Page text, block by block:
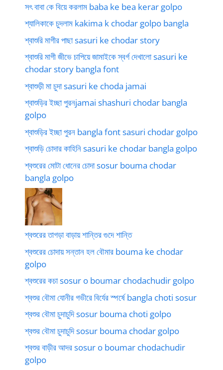
সৎ বাবা কে বিয়ে করলাম baba ke bea kerar golpo
শ্যালিকাকে চুদলাম kakima k chodar golpo bangla
শ্বাশুরি মাগীর পাছা sasuri ke chodar story
শ্বাশুরি মাগী জীভে চাপিয়ে জামাইকে স্বর্গ দেখালো sasuri ke
chodar story bangla font
শ্বাশুড়ী মা চুদা sasuri ke choda jamai
শ্বাশুড়ির ইচ্ছা পুরনjamai shashuri chodar bangla
golpo
শ্বাশুড়ির ইচ্ছা পুরন bangla font sasuri chodar golpo
শ্বাশুড়ি চোদার কাহিনি sasuri ke chodar bangla golpo
শ্বশুরের মোটা ধোনের চোদা sosur bouma chodar
bangla golpo
শ্বশুরের তাগড়া বাড়ায় শান্তির গুদে শান্তি
শ্বশুরের চোদায় সন্তান হল বৌমার bouma ke chodar
golpo
শ্বশুরের কচা sosur o boumar chodachudir golpo
শ্বশুর বৌমা যোনীর গভীরে বির্যের স্পর্ষে bangla choti sosur
শ্বশুর বৌমা চুদাচুদি sosur bouma choti golpo
শ্বশুর বৌমা চুদাচুদি sosur bouma chodar golpo
শ্বশুর বাড়ীর আদর sosur o boumar chodachudir
golpo